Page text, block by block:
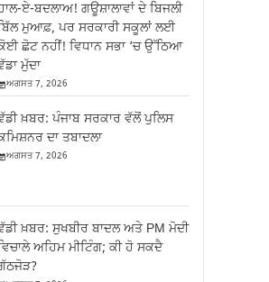
ਏ-ਬਦਲਾਅ! ਗਊਸ਼ਾਲਾਵਾਂ ਦੇ ਬਿਜਲੀ
ਮੁਆਫ਼, ਪਰ ਸਰਕਾਰੀ ਸਕੂਲਾਂ ਲਈ
ਛੋਟ ਨਹੀਂ! ਵਿਧਾਨ ਸਭਾ ‘ਚ ਉੱਠਿਆ
ਮੁੱਦਾ
ਅਗਸਤ 7, 2026
ਖ਼ਬਰ: ਪੰਜਾਬ ਸਰਕਾਰ ਵੱਲੋਂ ਪੁਲਿਸ
ਦਾ ਤਬਾਦਲਾ
ਅਗਸਤ 7, 2026
ਖ਼ਬਰ: ਸੁਖਬੀਰ ਬਾਦਲ ਅਤੇ PM ਮੋਦੀ
ਅਹਿਮ ਮੀਟਿੰਗ; ਕੀ ਹੋ ਸਕਦੈ